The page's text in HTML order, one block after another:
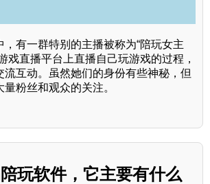
有一群特别的主播被称为“陪玩女主
戏直播平台上直播自己玩游戏的过程，
流互动。虽然她们的身份有些神秘，但
粉丝和观众的关注。
玩软件，它主要有什么